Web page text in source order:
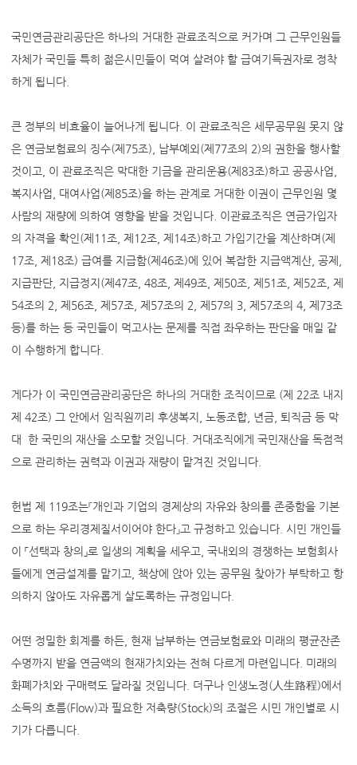
국민연금관리공단은 하나의 거대한 관료조직으로 커가며 그 근무인원들
자체가 국민들 특히 젊은시민들이 먹여 살려야 할 급여기득권자로 정착
하게 됩니다.
큰 정부의 비효율이 늘어나게 됩니다. 이 관료조직은 세무공무원 못지 않
은 연금보험료의 징수(제75조), 납부예외(제77조의 2)의 권한을 행사할
것이고, 이 관료조직은 막대한 기금을 관리운용(제83조)하고 공공사업,
복지사업, 대여사업(제85조)을 하는 관계로 거대한 이권이 근무인원 몇
사람의 재량에 의하여 영향을 받을 것입니다. 이관료조직은 연금가입자
의 자격을 확인(제11조, 제12조, 제14조)하고 가입기간을 계산하며(제
17조, 제18조) 급여를 지급함(제46조)에 있어 복잡한 지급액계산, 공제,
지급판단, 지급정지(제47조, 48조, 제49조, 제50조, 제51조, 제52조, 제
54조의 2, 제56조, 제57조, 제57조의 2, 제57의 3, 제57조의 4, 제73조
등)를 하는 등 국민들이 먹고사는 문제를 직접 좌우하는 판단을 매일 같
이 수행하게 합니다.
게다가 이 국민연금관리공단은 하나의 거대한 조직이므로 (제 22조 내지
제 42조) 그 안에서 임직원끼리 후생복지, 노동조합, 년금, 퇴직금 등 막
대 한 국민의 재산을 소모할 것입니다. 거대조직에게 국민재산을 독점적
으로 관리하는 권력과 이권과 재량이 맡겨진 것입니다.
헌법 제 119조는『개인과 기업의 경제상의 자유와 창의를 존중함을 기본
으로 하는 우리경제질서이어야 한다』고 규정하고 있습니다. 시민 개인들
이 「선택과 창의」로 일생의 계획을 세우고, 국내외의 경쟁하는 보험회사
들에게 연금설계를 맡기고, 책상에 앉아 있는 공무원 찾아가 부탁하고 항
의하지 않아도 자유롭게 살도록하는 규정입니다.
어떤 정밀한 회계를 하든, 현재 납부하는 연금보험료와 미래의 평균잔존
수명까지 받을 연금액의 현재가치와는 전혀 다르게 마련입니다. 미래의
화폐가치와 구매력도 달라질 것입니다. 더구나 인생노정(人生路程)에서
소득의 흐름(Flow)과 필요한 저축량(Stock)의 조절은 시민 개인별로 시
기가 다릅니다.